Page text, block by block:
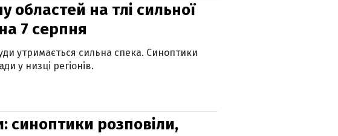
областей на тлі сильної
7 серпня
утримається сильна спека. Синоптики
у низці регіонів.
синоптики розповіли,